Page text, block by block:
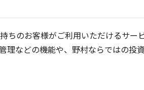
ちのお客様がご利用いただけるサー
理などの機能や、野村ならではの投